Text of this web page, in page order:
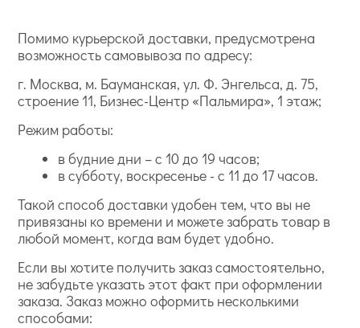
Помимо курьерской доставки, предусмотрена
возможность самовывоза по адресу:
г. Москва, м. Бауманская, ул. Ф. Энгельса, д. 75,
строение 11, Бизнес-Центр «Пальмира», 1 этаж;
Режим работы:
в будние дни – с 10 до 19 часов;
в субботу, воскресенье - с 11 до 17 часов.
Такой способ доставки удобен тем, что вы не
привязаны ко времени и можете забрать товар в
любой момент, когда вам будет удобно.
Если вы хотите получить заказ самостоятельно,
не забудьте указать этот факт при оформлении
заказа. Заказ можно оформить несколькими
способами: